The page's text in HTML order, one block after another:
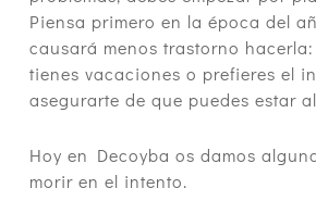
Piensa primero en la época del
causará menos trastorno
tienes vacaciones o prefieres el
asegurarte de que puedes estar
Hoy en Decoyba os damos
morir en el intento.